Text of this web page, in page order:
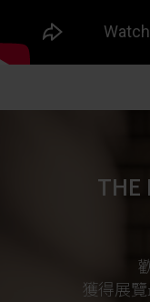
THE
獲得展